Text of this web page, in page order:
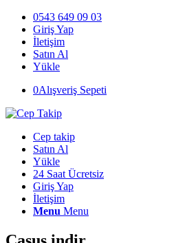
0543 649 09 03
Giriş Yap
İletişim
Satın Al
Yükle
0Alışveriş Sepeti
Cep takip
Satın Al
Yükle
24 Saat Ücretsiz
Giriş Yap
İletişim
Menu Menu